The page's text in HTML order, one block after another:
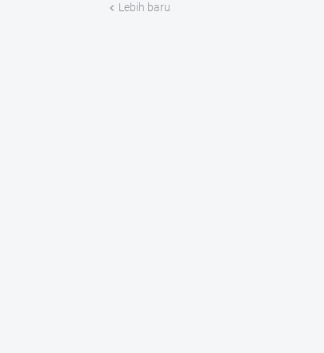
Lebih baru